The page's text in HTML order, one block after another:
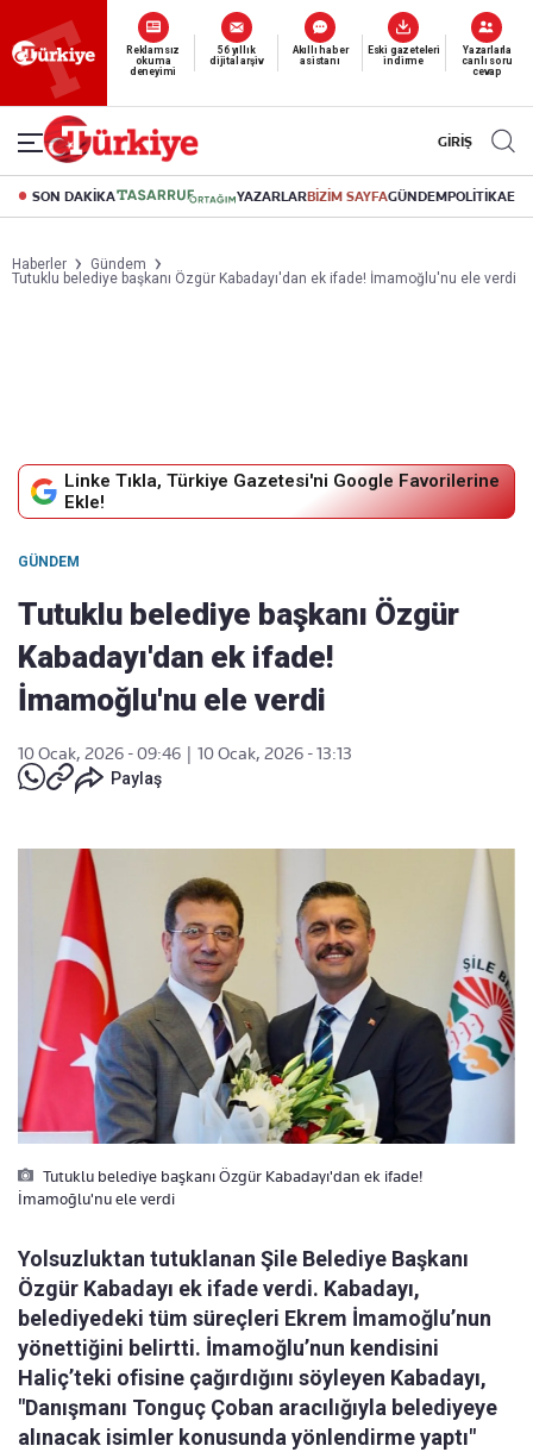
Yeni nesil dijital
abonelik 19 TL’den başlayan fiyatlarla.
GİRİŞ
SON DAKİKA YAZARLARBİZİM SAYFAGÜNDEMPOLİTİKA
Haberler
Gündem
Tutuklu belediye başkanı Özgür Kabadayı'dan ek ifade! İmamoğlu'nu ele verdi
Linke Tıkla, Türkiye Gazetesi'ni Google Favorilerine
Ekle!
GÜNDEM
Tutuklu belediye başkanı Özgür
Kabadayı'dan ek ifade!
İmamoğlu'nu ele verdi
10 Ocak, 2026 - 09:46
10 Ocak, 2026 - 13:13
Paylaş
Tutuklu belediye başkanı Özgür Kabadayı'dan ek ifade!
İmamoğlu'nu ele verdi
Yolsuzluktan tutuklanan Şile Belediye Başkanı
Özgür Kabadayı ek ifade verdi. Kabadayı,
belediyedeki tüm süreçleri Ekrem İmamoğlu’nun
yönettiğini belirtti. İmamoğlu’nun kendisini
Haliç’teki ofisine çağırdığını söyleyen Kabadayı,
"Danışmanı Tonguç Çoban aracılığıyla belediyeye
alınacak isimler konusunda yönlendirme yaptı"